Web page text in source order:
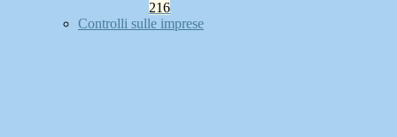
216
Controlli sulle imprese